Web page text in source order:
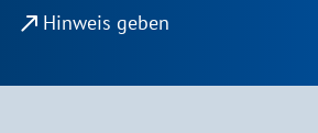
north_east Hinweis geben